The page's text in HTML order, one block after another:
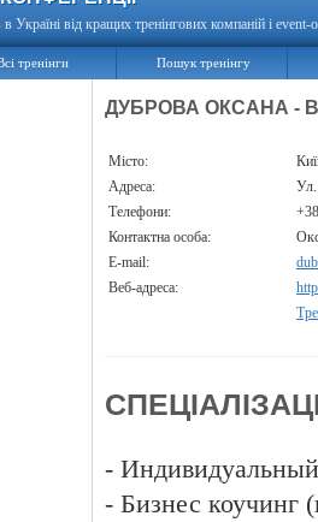
Україні від кращих тренінгових компаній і event-
тренінги Пошук тренінгу
ДУБРОВА ОКСАНА -
Місто:
Адреса:
Ул.
Телефони:
Контактна особа:
E-mail:
Веб-адреса:
-
- Бизнес коучинг